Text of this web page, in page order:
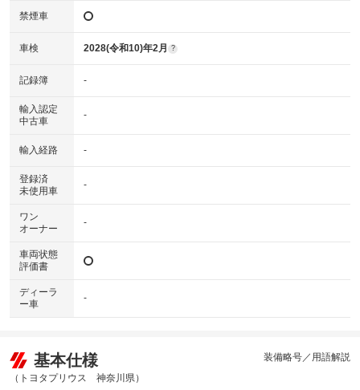
禁煙車
車検 2028(令和10)年2月 ?
記録簿 -
輸入認定
中古車
-
輸入経路 -
登録済
未使用車
-
ワン
オーナー
-
車両状態
評価書
ディーラ
ー車
-
基本仕様
（トヨタプリウス 神奈川県）
装備略号／用語解説